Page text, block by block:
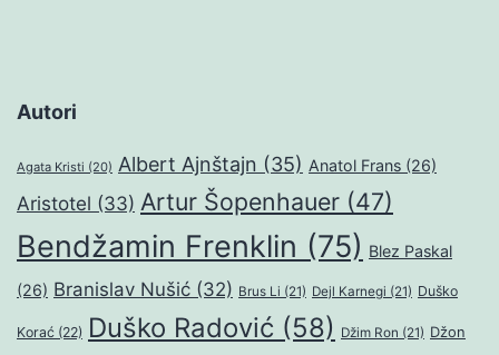
Autori
Agata Kristi (20) Albert Ajnštajn (35) Anatol Frans (26)
Aristotel (33) Artur Šopenhauer (47)
Bendžamin Frenklin (75) Blez Paskal
(26) Branislav Nušić (32) Brus Li (21) Dejl Karnegi (21) Duško
Korać (22) Duško Radović (58) Džim Ron (21) Džon